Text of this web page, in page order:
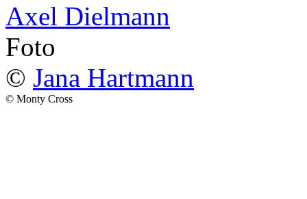
Axel Dielmann
Foto
© Jana Hartmann
© Monty Cross